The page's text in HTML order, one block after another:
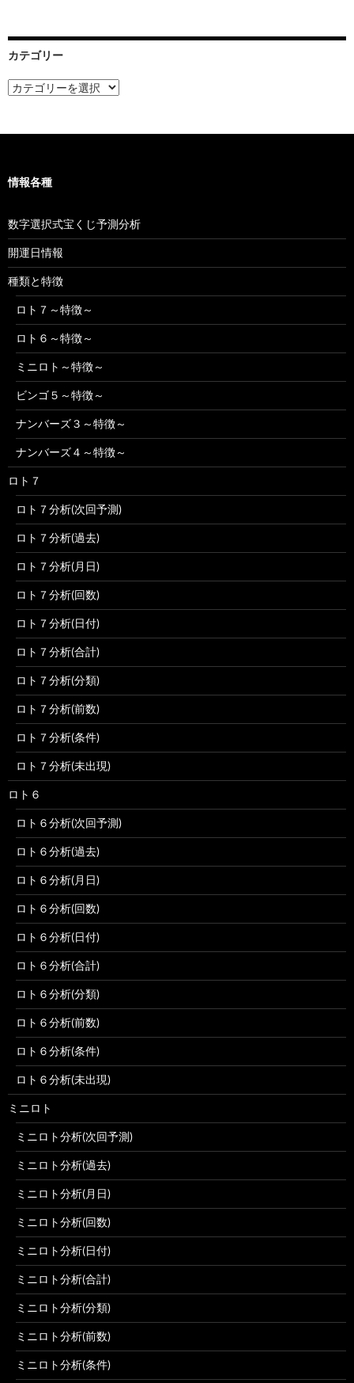
ブ
カテゴリー
カ
テ
情報各種
数字選択式宝くじ予測分析
開運日情報
種類と特徴
ロト７～特徴～
ロト６～特徴～
ミニロト～特徴～
ビンゴ５～特徴～
ナンバーズ３～特徴～
ナンバーズ４～特徴～
ロト７
ロト７分析(次回予測)
ロト７分析(過去)
ロト７分析(月日)
ロト７分析(回数)
ロト７分析(日付)
ロト７分析(合計)
ロト７分析(分類)
ロト７分析(前数)
ロト７分析(条件)
ロト７分析(未出現)
ロト６
ロト６分析(次回予測)
ロト６分析(過去)
ロト６分析(月日)
ロト６分析(回数)
ロト６分析(日付)
ロト６分析(合計)
ロト６分析(分類)
ロト６分析(前数)
ロト６分析(条件)
ロト６分析(未出現)
ミニロト
ミニロト分析(次回予測)
ミニロト分析(過去)
ミニロト分析(月日)
ミニロト分析(回数)
ミニロト分析(日付)
ミニロト分析(合計)
ミニロト分析(分類)
ミニロト分析(前数)
ミニロト分析(条件)